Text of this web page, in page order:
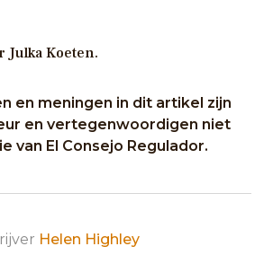
Julka Koeten.
en meningen in dit artikel zijn
en vertegenwoordigen niet
van El Consejo Regulador.
Helen Highley